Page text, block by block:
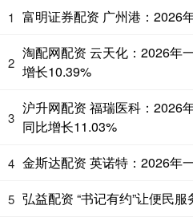
1 富明证券配资 广州港：2026
2
淘配网配资 云天化：2026年
增长10.39%
3
沪升网配资 福瑞医科：2026
同比增长11.03%
4 金斯达配资 英诺特：2026年
5 弘益配资 “书记有约”让便民